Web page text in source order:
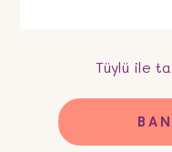
Tüylü ile